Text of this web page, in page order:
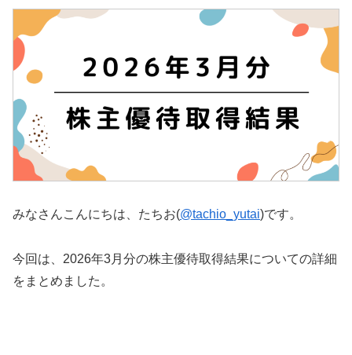
みなさんこんにちは、たちお(@tachio_yutai)です。
今回は、2026年3月分の株主優待取得結果についての詳細
をまとめました。